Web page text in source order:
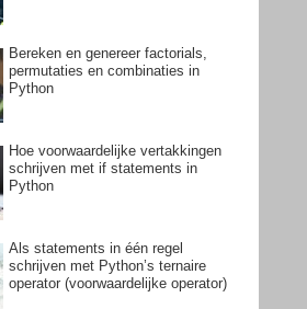
Bereken en genereer factorials,
permutaties en combinaties in
Python
Hoe voorwaardelijke vertakkingen
schrijven met if statements in
Python
Als statements in één regel
schrijven met Python’s ternaire
operator (voorwaardelijke operator)